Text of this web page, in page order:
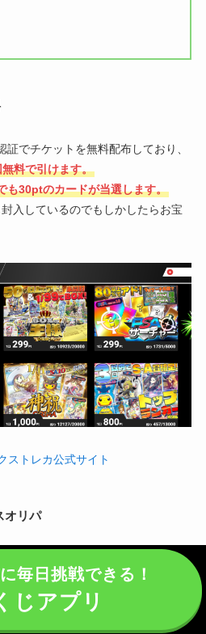
証でチケットを無料配布しており、
料で引けます。
も30ptのカードが当選します。
入しているのでもしかしたらお宝
ストレカ公式サイト
オリパ
るオリパがあります。
以上で還元可能 ！絶対アドの特殊
毎日挑戦できる！
じアプリ